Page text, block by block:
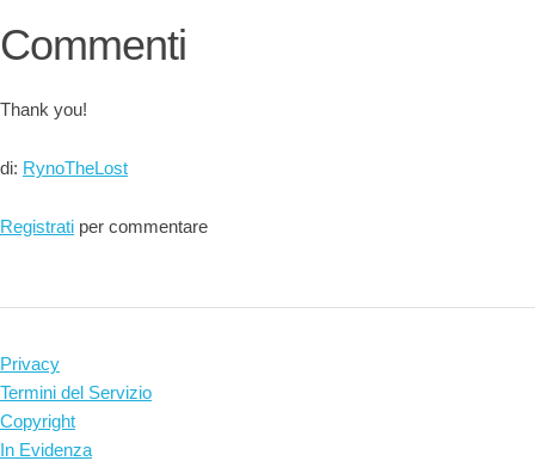
Commenti
Thank you!
di: RynoTheLost
Registrati per commentare
Privacy
Termini del Servizio
Copyright
In Evidenza